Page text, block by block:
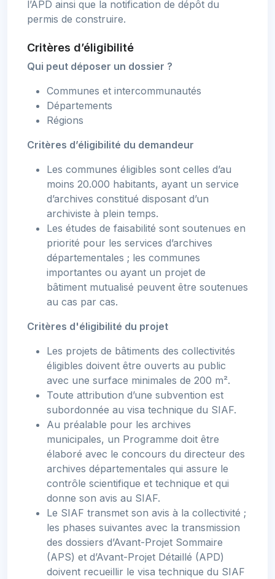
l’APD ainsi que la notification de dépôt du
permis de construire.
Critères d’éligibilité
Qui peut déposer un dossier ?
Communes et intercommunautés
Départements
Régions
Critères d’éligibilité du demandeur
Les communes éligibles sont celles d’au
moins 20.000 habitants, ayant un service
d’archives constitué disposant d’un
archiviste à plein temps.
Les études de faisabilité sont soutenues en
priorité pour les services d’archives
départementales ; les communes
importantes ou ayant un projet de
bâtiment mutualisé peuvent être soutenues
au cas par cas.
Critères d'éligibilité du projet
Les projets de bâtiments des collectivités
éligibles doivent être ouverts au public
avec une surface minimales de 200 m².
Toute attribution d’une subvention est
subordonnée au visa technique du SIAF.
Au préalable pour les archives
municipales, un Programme doit être
élaboré avec le concours du directeur des
archives départementales qui assure le
contrôle scientifique et technique et qui
donne son avis au SIAF.
Le SIAF transmet son avis à la collectivité ;
les phases suivantes avec la transmission
des dossiers d’Avant-Projet Sommaire
(APS) et d’Avant-Projet Détaillé (APD)
doivent recueillir le visa technique du SIAF